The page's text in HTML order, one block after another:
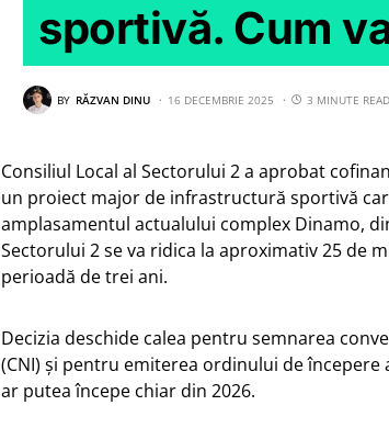
sportivă. Cum
BY RĂZVAN DINU 16 DECEMBRIE 2025 3 MINUTE READ
Consiliul Local al Sectorului 2 a aprobat
un proiect major de infrastructură sportivă
amplasamentul actualului complex Dinamo,
Sectorului 2 se va ridica la aproximativ 25 de
perioadă de trei ani.
Decizia deschide calea pentru semnarea
(CNI) și pentru emiterea ordinului de
ar putea începe chiar din 2026.